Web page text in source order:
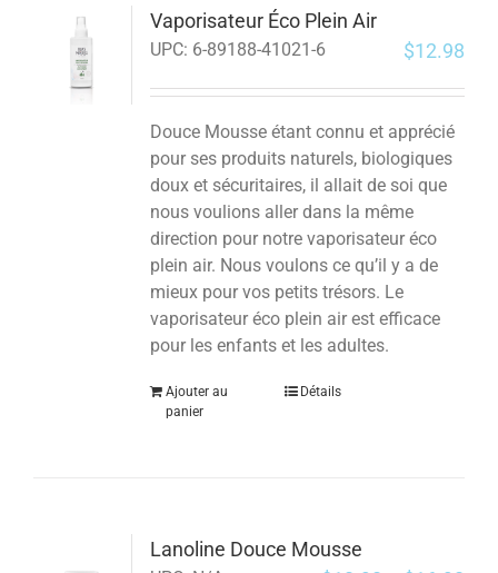
Vaporisateur Éco Plein Air
UPC: 6-89188-41021-6 $12.98
Douce Mousse étant connu et apprécié
pour ses produits naturels, biologiques
doux et sécuritaires, il allait de soi que
nous voulions aller dans la même
direction pour notre vaporisateur éco
plein air. Nous voulons ce qu’il y a de
mieux pour vos petits trésors. Le
vaporisateur éco plein air est efficace
pour les enfants et les adultes.
Ajouter au
panier
Détails
Lanoline Douce Mousse